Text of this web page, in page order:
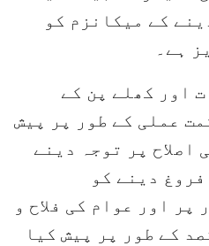
کے میکانزم کو
ہے۔
اور کھلے پن کے
عملی کے طور پر پیش
اصلاح پر توجہ دینے
دینے کو
پر اور عوام کی فلاح و
کے طور پر پیش کیا